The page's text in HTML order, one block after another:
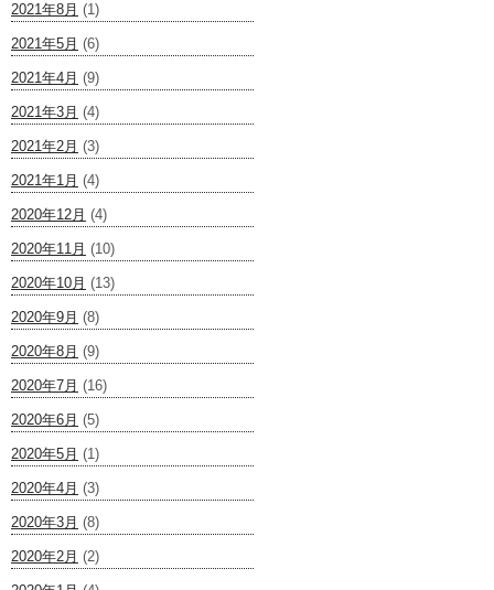
2021年8月 (1)
2021年5月 (6)
2021年4月 (9)
2021年3月 (4)
2021年2月 (3)
2021年1月 (4)
2020年12月 (4)
2020年11月 (10)
2020年10月 (13)
2020年9月 (8)
2020年8月 (9)
2020年7月 (16)
2020年6月 (5)
2020年5月 (1)
2020年4月 (3)
2020年3月 (8)
2020年2月 (2)